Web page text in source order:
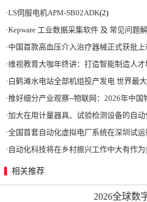
·LS伺服电机APM-SB02ADK(2)
·Kepware 工业数据采集软件 及 常见问题
·中国首款高血压介入治疗器械正式获批上
·维视教育大咖年终讲：打造智能制造人才
·白鹤滩水电站全部机组投产发电 世界最大清洁能源走廊全面建成|将为建设新型
·推好细分产业观察--物联网：2026年中国物联网市场规模接近3000亿
·加大在用计量器具、试验检测设备的自动化、数字化改造力度|市场监管总
·全国首套自动化虚拟电厂系统在深圳试运行 功
· 自动化科技将在乡村振兴工作中大有作为|《关于做好
相关推荐
2026全球数